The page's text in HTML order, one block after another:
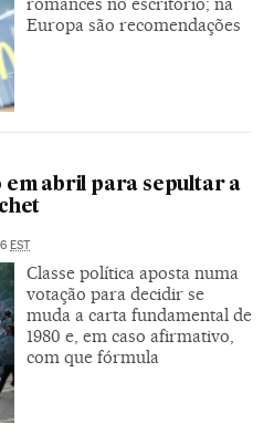
Europa são recomendações
abril para sepultar a
EST
Classe política aposta numa
votação para decidir se
muda a carta fundamental de
1980 e, em caso afirmativo,
com que fórmula